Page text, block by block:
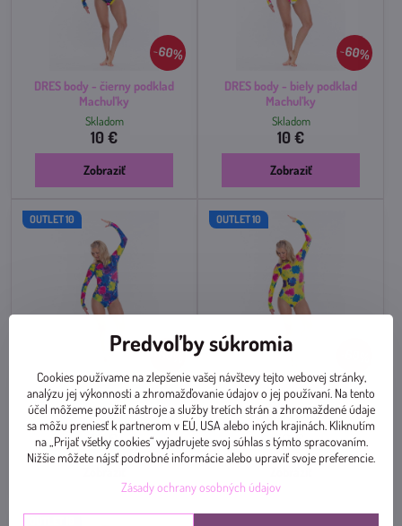
60%
DRES body - čierny podklad
Machuľky
Skladom
10 €
Zobraziť
60%
DRES body - biely podklad
Machuľky
Skladom
10 €
Zobraziť
60%
OUTLET 10
DRES body - modrý podklad
Machuľky
Skladom
10 €
OUTLET 10
DRES body - žltý podklad
Machuľky
Skladom
10 €
Predvoľby súkromia
Cookies používame na zlepšenie vašej návštevy tejto webovej stránky,
analýzu jej výkonnosti a zhromažďovanie údajov o jej používaní. Na tento
účel môžeme použiť nástroje a služby tretích strán a zhromaždené údaje
sa môžu preniesť k partnerom v EÚ, USA alebo iných krajinách. Kliknutím
na „Prijať všetky cookies“ vyjadrujete svoj súhlas s týmto spracovaním.
Nižšie môžete nájsť podrobné informácie alebo upraviť svoje preferencie.
Zásady ochrany osobných údajov